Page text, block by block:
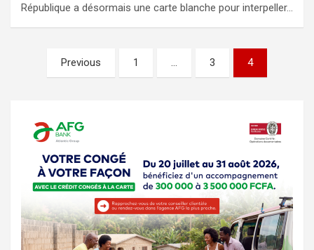
République a désormais une carte blanche pour interpeller…
Pagination
Previous 1 … 3 4